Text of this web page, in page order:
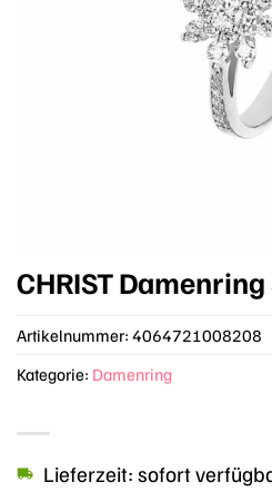
CHRIST
Lieferzeit: sofort
Artikelnummer: 4064721008208
Kategorie: Damenring